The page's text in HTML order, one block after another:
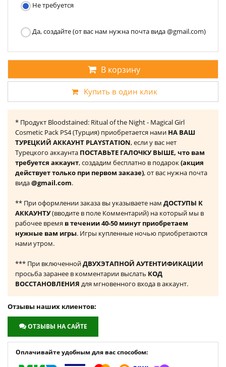
Не требуется
Да, создайте (от вас нам нужна почта вида @gmail.com)
В корзину
Купить в один клик
* Продукт Bloodstained: Ritual of the Night - Magical Girl
Cosmetic Pack PS4 (Турция) приобретается нами НА ВАШ
ТУРЕЦКИЙ АККАУНТ PLAYSTATION, если у вас нет
Турецкого аккаунта ПОСТАВЬТЕ ГАЛОЧКУ ВЫШЕ, что вам
требуется аккаунт, создадим бесплатно в подарок(акция
действует только при первом заказе), от вас нужна почта
вида@gmail.com.
** При оформлении заказа вы указываете нам ДОСТУПЫ К
АККАУНТУ(вводите в поле Комментарий) на который мы в
рабочее время в течении 40-50 минут приобретаем
нужные вам игры. Игры купленные ночью приобретаются
нами утром.
*** При включеннойДВУХЭТАПНОЙ АУТЕНТИФИКАЦИИ
просьба заранее в комментарии выслать КОД
ВОССТАНОВЛЕНИЯ для мгновенного входа в аккаунт.
Отзывы наших клиентов:
ОТЗЫВЫ НА САЙТЕ
Оплачивайте удобным для вас способом: